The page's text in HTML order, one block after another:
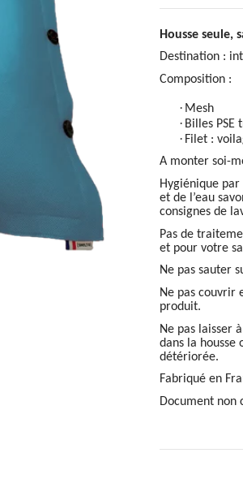
Housse seule,
Destination :
Composition :
· Mesh
· Billes
· Filet :
A monter soi-
Hygiénique
et de l’eau
consignes de
Pas de
et pour votre
Ne pas sauter
Ne pas couvrir
produit.
Ne pas laisser
dans la housse
détériorée.
Fabriqué en
Document non